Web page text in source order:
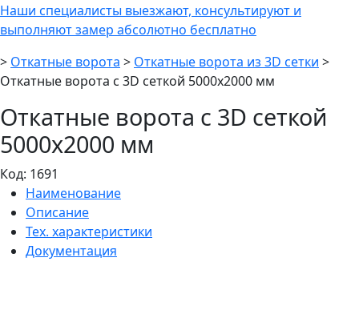
Наши специалисты выезжают, консультируют и
выполняют замер абсолютно бесплатно
> Откатные ворота > Откатные ворота из 3D сетки >
Откатные ворота с 3D сеткой 5000х2000 мм
Откатные ворота с 3D сеткой
5000х2000 мм
Код: 1691
Наименование
Описание
Тех. характеристики
Документация